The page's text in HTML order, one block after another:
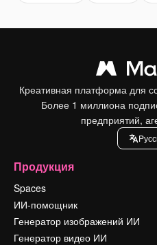
Креативная платформа для
Более 1 миллиона
предприятий,
Продукция
Spaces
ИИ-помощник
Генератор изображений ИИ
Генератор видео ИИ